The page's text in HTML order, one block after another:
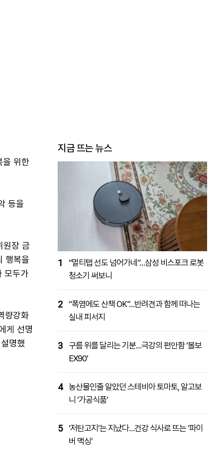
을 위한
등을
원장 금
행복을
모두가
량강화
게 선명
명했
지금 뜨는 뉴스
1
“멀티탭 선도 넘어가네”…삼성 비스포크 로봇
청소기 써보니
2 “폭염에도 산책 OK”…반려견과 함께 떠나는
실내 피서지
3 구름 위를 달리는 기분…극강의 편안함 ‘볼보
EX90’
4 농산물인줄 알았던 스테비아 토마토, 알고보
니 ‘가공식품’
5 ‘저탄고지’는 지났다…건강 식사로 뜨는 ‘파이
버 맥싱’